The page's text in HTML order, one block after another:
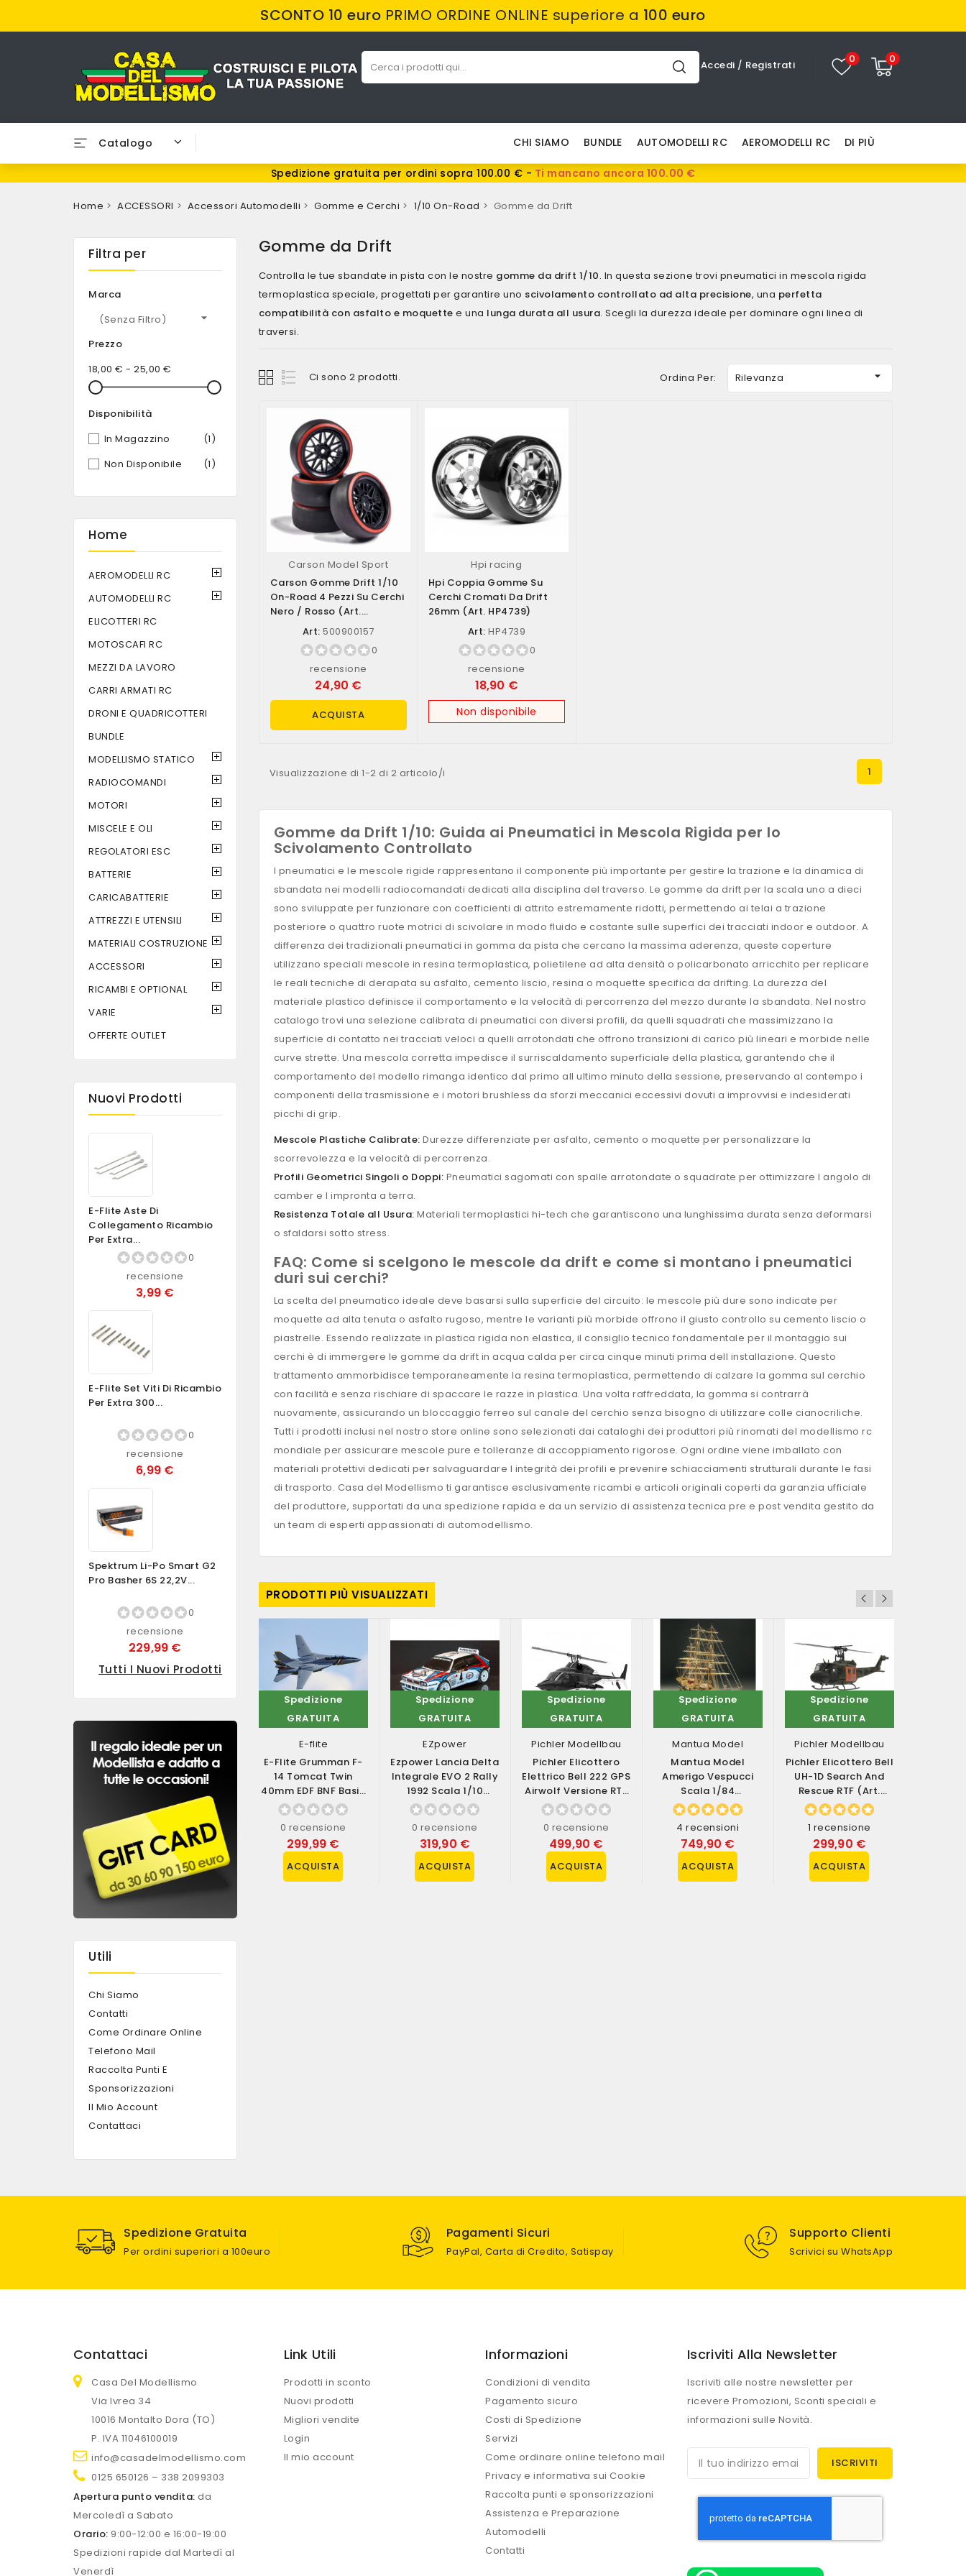
SCONTO 10 euro PRIMO ORDINE ONLINE superiore a 100 euro
0
0
Accedi / Registrati
Catalogo CHI SIAMO BUNDLE AUTOMODELLI RC AEROMODELLI RC DI PIÙ
Spedizione gratuita per ordini sopra 100.00 € - Ti mancano ancora 100.00 €
Home ACCESSORI Accessori Automodelli Gomme e Cerchi 1/10 On-Road Gomme da Drift
Filtra per
Marca
(senza Filtro)

Prezzo
18,00 € - 25,00 €
Disponibilità
In Magazzino
(1)
Non Disponibile
(1)
Home
AEROMODELLI RC
AUTOMODELLI RC
ELICOTTERI RC
MOTOSCAFI RC
MEZZI DA LAVORO
CARRI ARMATI RC
DRONI E QUADRICOTTERI
BUNDLE
MODELLISMO STATICO
RADIOCOMANDI
MOTORI
MISCELE E OLI
REGOLATORI ESC
BATTERIE
CARICABATTERIE
ATTREZZI E UTENSILI
MATERIALI COSTRUZIONE
ACCESSORI
RICAMBI E OPTIONAL
VARIE
OFFERTE OUTLET
Nuovi Prodotti
E-Flite Aste Di
Collegamento Ricambio
Per Extra...
0
recensione
3,99 €
E-Flite Set Viti Di Ricambio
Per Extra 300...
0
recensione
6,99 €
Spektrum Li-Po Smart G2
Pro Basher 6S 22,2V...
0
recensione
229,99 €
Tutti I Nuovi Prodotti
Utili
Chi Siamo
Contatti
Come Ordinare Online
Telefono Mail
Raccolta Punti E
Sponsorizzazioni
Il Mio Account
Contattaci
Gomme da Drift
Controlla le tue sbandate in pista con le nostre gomme da drift 1/10. In questa sezione trovi pneumatici in mescola rigida
termoplastica speciale, progettati per garantire uno scivolamento controllato ad alta precisione, una perfetta
compatibilità con asfalto e moquette e una lunga durata all usura. Scegli la durezza ideale per dominare ogni linea di
traversi.
Ci sono 2 prodotti. Ordina Per: Rilevanza 
Carson Model Sport
Carson Gomme Drift 1/10
On-Road 4 Pezzi Su Cerchi
Nero / Rosso (art.
500900157)
Art: 500900157
0
recensione
24,90 €
ACQUISTA
Hpi racing
Hpi Coppia Gomme Su
Cerchi Cromati Da Drift
26mm (art. HP4739)
Art: HP4739
0
recensione
18,90 €
Non disponibile
Visualizzazione di 1-2 di 2 articolo/i 1
Gomme da Drift 1/10: Guida ai Pneumatici in Mescola Rigida per lo
Scivolamento Controllato
I pneumatici e le mescole rigide rappresentano il componente più importante per gestire la trazione e la dinamica di
sbandata nei modelli radiocomandati dedicati alla disciplina del traverso. Le gomme da drift per la scala uno a dieci
sono sviluppate per funzionare con coefficienti di attrito estremamente ridotti, permettendo ai telai a trazione
posteriore o quattro ruote motrici di scivolare in modo fluido e costante sulle superfici dei tracciati indoor e outdoor. A
differenza dei tradizionali pneumatici in gomma da pista che cercano la massima aderenza, queste coperture
utilizzano speciali mescole in resina termoplastica, polietilene ad alta densità o policarbonato arricchito per replicare
le reali tecniche di derapata su asfalto, cemento liscio, resina o moquette specifica da drifting. La durezza del
materiale plastico definisce il comportamento e la velocità di percorrenza del mezzo durante la sbandata. Nel nostro
catalogo trovi una selezione calibrata di pneumatici con diversi profili, da quelli squadrati che massimizzano la
superficie di contatto nei tracciati veloci a quelli arrotondati che offrono transizioni di carico più lineari e morbide nelle
curve strette. Una mescola corretta impedisce il surriscaldamento superficiale della plastica, garantendo che il
comportamento del modello rimanga identico dal primo all ultimo minuto della sessione, preservando al contempo i
componenti della trasmissione e i motori brushless da sforzi meccanici eccessivi dovuti a improvvisi e indesiderati
picchi di grip.
Mescole Plastiche Calibrate: Durezze differenziate per asfalto, cemento o moquette per personalizzare la
scorrevolezza e la velocità di percorrenza.
Profili Geometrici Singoli o Doppi: Pneumatici sagomati con spalle arrotondate o squadrate per ottimizzare l angolo di
camber e l impronta a terra.
Resistenza Totale all Usura: Materiali termoplastici hi-tech che garantiscono una lunghissima durata senza deformarsi
o sfaldarsi sotto stress.
FAQ: Come si scelgono le mescole da drift e come si montano i pneumatici
duri sui cerchi?
La scelta del pneumatico ideale deve basarsi sulla superficie del circuito: le mescole più dure sono indicate per
moquette ad alta tenuta o asfalto rugoso, mentre le varianti più morbide offrono il giusto controllo su cemento liscio o
piastrelle. Essendo realizzate in plastica rigida non elastica, il consiglio tecnico fondamentale per il montaggio sui
cerchi è di immergere le gomme da drift in acqua calda per circa cinque minuti prima dell installazione. Questo
trattamento ammorbidisce temporaneamente la resina termoplastica, permettendo di calzare la gomma sul cerchio
con facilità e senza rischiare di spaccare le razze in plastica. Una volta raffreddata, la gomma si contrarrà
nuovamente, assicurando un bloccaggio ferreo sul canale del cerchio senza bisogno di utilizzare colle cianocriliche.
Tutti i prodotti inclusi nel nostro store online sono selezionati dai cataloghi dei produttori più rinomati del modellismo rc
mondiale per assicurare mescole pure e tolleranze di accoppiamento rigorose. Ogni ordine viene imballato con
materiali protettivi dedicati per salvaguardare l integrità dei profili e prevenire schiacciamenti strutturali durante le fasi
di trasporto. Casa del Modellismo ti garantisce esclusivamente ricambi e articoli originali coperti da garanzia ufficiale
del produttore, supportati da una spedizione rapida e da un servizio di assistenza tecnica pre e post vendita gestito da
un team di esperti appassionati di automodellismo.
PRODOTTI PIÙ VISUALIZZATI
Spedizione
GRATUITA
Hobbytech
Hobbytech
Automodello Buggy
Versione RTR Scala
1/10 (art....
0 recensione
289,90 €
ACQUISTA
Spedizione
GRATUITA
E-flite
E-Flite Grumman F-
14 Tomcat Twin
40mm EDF BNF Basic
Con AS3X E SAFE
Select...
0 recensione
299,99 €
ACQUISTA
Spedizione
GRATUITA
EZpower
Ezpower Lancia Delta
Integrale EVO 2 Rally
1992 Scala 1/10
Versione RTR (art....
0 recensione
319,90 €
ACQUISTA
Spedizione
GRATUITA
Pichler Modellbau
Pichler Elicottero
Elettrico Bell 222 GPS
Airwolf Versione RTF
(art. 16500)
0 recensione
499,90 €
ACQUISTA
Spedizione
GRATUITA
Mantua Model
Mantua Model
Amerigo Vespucci
Scala 1/84
Lunghezza 1250mm
Kit Di Montaggio...
4 recensioni
749,90 €
ACQUISTA
Spedizione
GRATUITA
Pichler Modellbau
Pichler Elicottero Bell
UH-1D Search And
Rescue RTF (art.
15650)
1 recensione
299,90 €
ACQUISTA
Spedizione Gratuita
Per ordini superiori a 100euro
Pagamenti Sicuri
PayPal, Carta di Credito, Satispay
Supporto Clienti
Scrivici su WhatsApp
Contattaci
Casa Del Modellismo
Via Ivrea 34
10016 Montalto Dora (TO)
P. IVA 11046100019
info@casadelmodellismo.com
0125 650126 – 338 2099303
Apertura punto vendita: da
Mercoledì a Sabato
Orario: 9:00-12:00 e 16:00-19:00
Spedizioni rapide dal Martedì al
Venerdì
Link Utili
Prodotti in sconto
Nuovi prodotti
Migliori vendite
Login
Il mio account
Informazioni
Condizioni di vendita
Pagamento sicuro
Costi di Spedizione
Servizi
Come ordinare online telefono mail
Privacy e informativa sui Cookie
Raccolta punti e sponsorizzazioni
Assistenza e Preparazione
Automodelli
Contatti
Iscriviti Alla Newsletter
Iscriviti alle nostre newsletter per
ricevere Promozioni, Sconti speciali e
informazioni sulle Novità.